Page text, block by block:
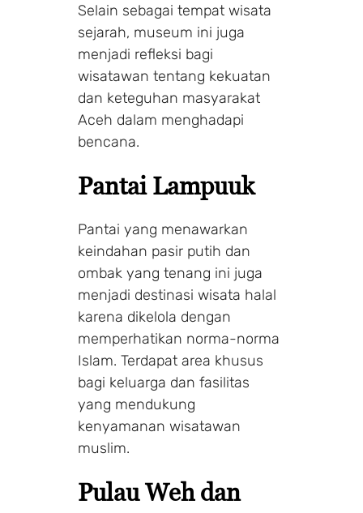
Selain sebagai tempat wisata
sejarah, museum ini juga
menjadi refleksi bagi
wisatawan tentang kekuatan
dan keteguhan masyarakat
Aceh dalam menghadapi
bencana.
Pantai Lampuuk
Pantai yang menawarkan
keindahan pasir putih dan
ombak yang tenang ini juga
menjadi destinasi wisata halal
karena dikelola dengan
memperhatikan norma-norma
Islam. Terdapat area khusus
bagi keluarga dan fasilitas
yang mendukung
kenyamanan wisatawan
muslim.
Pulau Weh dan